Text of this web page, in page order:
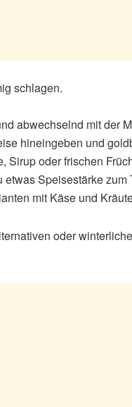
schlagen.
abwechselnd mit der
hineingeben und
Sirup oder frischen
Speisestärke zum
mit Käse und
oder